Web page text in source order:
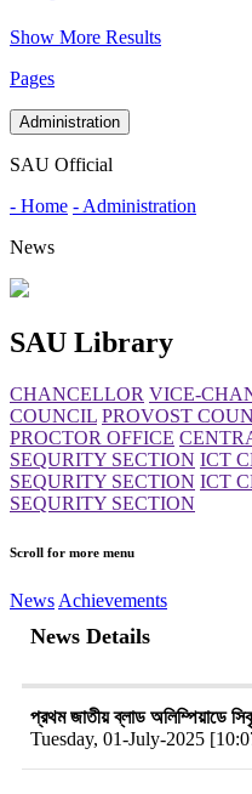
Show More Results
Pages
Administration
SAU Official
- Home - Administration
News
SAU Library
CHANCELLOR VICE-
COUNCIL PROVOST
PROCTOR OFFICE
SEQURITY SECTION ICT
SEQURITY SECTION ICT
SEQURITY SECTION
Scroll for more menu
News Achievements
News Details
প্রথম জাতীয় ব্লাড অলিম্পিয়াডে
Tuesday, 01-July-2025